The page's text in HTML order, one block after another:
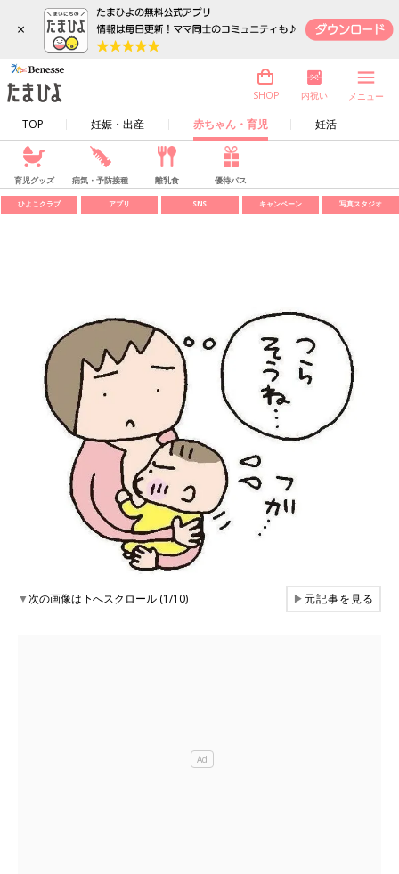
×
TOP 妊娠・出産 赤ちゃん・育児 妊活
SHOP 内祝い メニュー
育児グッズ 病気・予防接種 離乳食 優待パス
ひよこクラブ アプリ SNS キャンペーン 写真スタジオ
▼次の画像は下へスクロール (1/10) ▶元記事を見る